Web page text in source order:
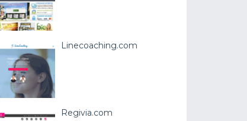
Linecoaching.com
Regivia.com